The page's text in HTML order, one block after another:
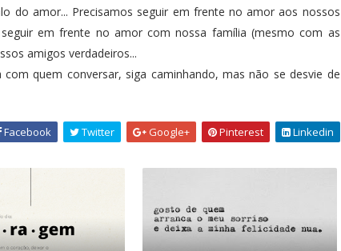
do amor... Precisamos seguir em frente no amor aos nossos
em frente no amor com nossa família (mesmo com as
amigos verdadeiros...
quem conversar, siga caminhando, mas não se desvie de
Facebook Twitter Google+ Pinterest Linkedin